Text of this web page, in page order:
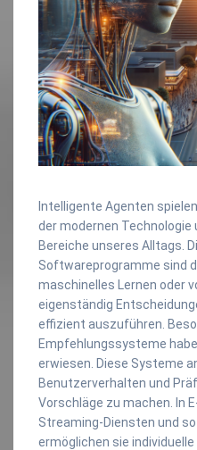
Intelligente Agenten
der modernen
Bereiche unseres Alltags.
Softwareprogramme sind
maschinelles Lernen oder
eigenständig
effizient auszuführen.
Empfehlungssysteme
erwiesen. Diese Systeme
Benutzerverhalten und
Vorschläge zu machen. In
Streaming-Diensten und
ermöglichen sie